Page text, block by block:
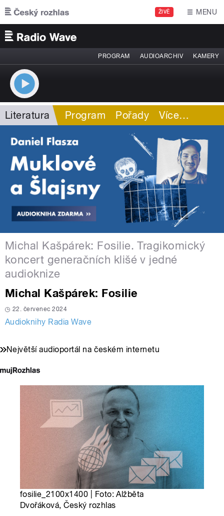
Přejít k hlavnímu obsahu
ŽIVĚ MENU
PROGRAM AUDIOARCHIV KAMERY
Literatura Program Pořady Více…
Michal Kašpárek: Fosilie. Tragikomický
koncert generačních klišé v jedné
audioknize
Michal Kašpárek: Fosilie
22. červenec 2024
Audioknihy Radia Wave
Největší audioportál na českém internetu
fosilie_2100x1400 | Foto: Alžběta
Dvořáková, Český rozhlas